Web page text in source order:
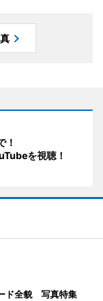
！
を視聴！
ド全貌 写真特集